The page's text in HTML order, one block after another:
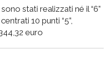
stati realizzati né il “6”
10 punti “5”,
euro